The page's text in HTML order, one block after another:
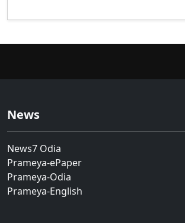
News
News7 Odia
Prameya-ePaper
Prameya-Odia
Prameya-English